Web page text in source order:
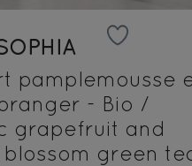
pamplemousse
- Bio /
grapefruit and
green